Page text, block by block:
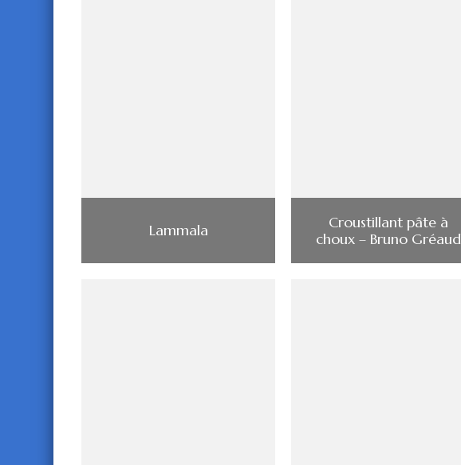
Lammala
Croustillant pâte à
choux – Bruno Gréaud